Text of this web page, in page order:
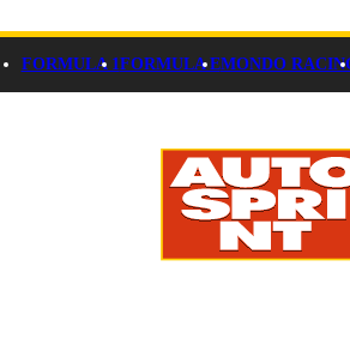
FORMULA 1FORMULA EMONDO